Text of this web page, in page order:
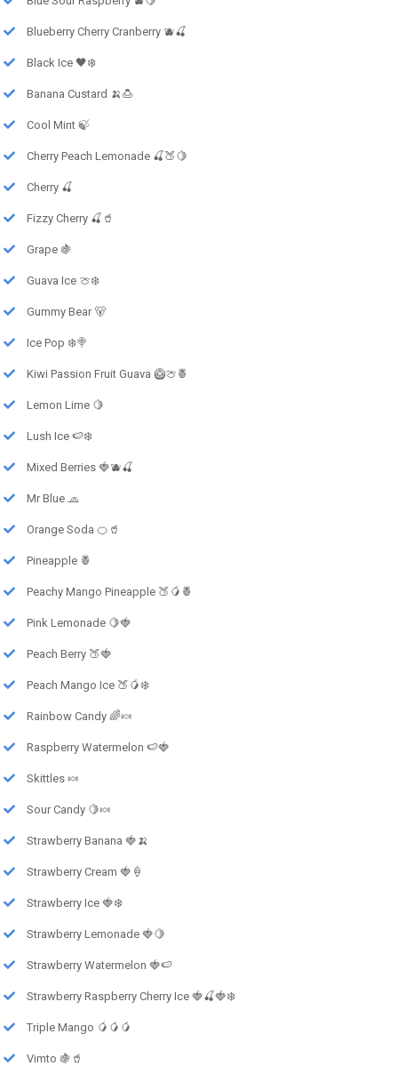
Blueberry Cherry Cranberry 🫐🍒
Black Ice 🖤❄️
Banana Custard 🍌🍮
Cool Mint 🍃
Cherry Peach Lemonade 🍒🍑🍋
Cherry 🍒
Fizzy Cherry 🍒🥤
Grape 🍇
Guava Ice 🍈❄️
Gummy Bear 🐻
Ice Pop ❄️🍭
Kiwi Passion Fruit Guava 🥝🍈🍍
Lemon Lime 🍋
Lush Ice 🍉❄️
Mixed Berries 🍓🫐🍒
Mr Blue 🧢
Orange Soda 🍊🥤
Pineapple 🍍
Peachy Mango Pineapple 🍑🥭🍍
Pink Lemonade 🍋🍓
Peach Berry 🍑🍓
Peach Mango Ice 🍑🥭❄️
Rainbow Candy 🌈🍬
Raspberry Watermelon 🍉🍓
Skittles 🍬
Sour Candy 🍋🍬
Strawberry Banana 🍓🍌
Strawberry Cream 🍓🍦
Strawberry Ice 🍓❄️
Strawberry Lemonade 🍓🍋
Strawberry Watermelon 🍓🍉
Strawberry Raspberry Cherry Ice 🍓🍒🍓❄️
Triple Mango 🥭🥭🥭
Vimto 🍇🥤